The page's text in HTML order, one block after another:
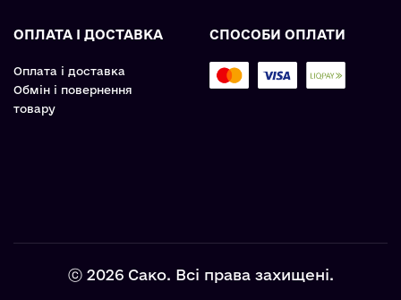
ОПЛАТА І ДОСТАВКА
Оплата і доставка
Обмін і повернення
товару
СПОСОБИ ОПЛАТИ
ⓒ 2026 Сако. Всі права захищені.